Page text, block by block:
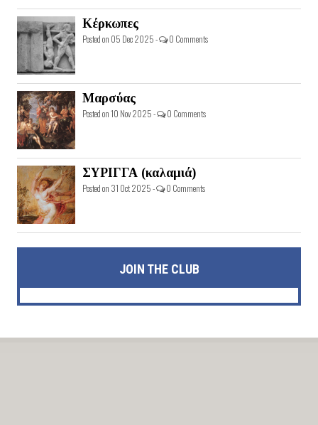
Κέρκωπες
Posted on 05 Dec 2025 - 0 Comments
Μαρσύας
Posted on 10 Nov 2025 - 0 Comments
ΣΥΡΙΓΓΑ (καλαμιά)
Posted on 31 Oct 2025 - 0 Comments
JOIN THE CLUB